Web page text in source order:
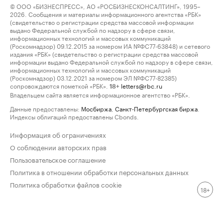
© ООО «БИЗНЕСПРЕСС», АО «РОСБИЗНЕСКОНСАЛТИНГ», 1995–
2026. Сообщения и материалы информационного агентства «РБК»
(свидетельство о регистрации средства массовой информации
выдано Федеральной службой по надзору в сфере связи,
информационных технологий и массовых коммуникаций
(Роскомнадзор) 09.12.2015 за номером ИА №ФС77-63848) и сетевого
издания «РБК» (свидетельство о регистрации средства массовой
информации выдано Федеральной службой по надзору в сфере связи,
информационных технологий и массовых коммуникаций
(Роскомнадзор) 03.12.2021 за номером ЭЛ №ФС77-82385)
сопровождаются пометкой «РБК».
18+ letters@rbc.ru
Владельцем сайта является информационное агентство «РБК».
Данные предоставлены: Мосбиржа Санкт-Петербургская биржа
Индексы облигаций предоставлены Cbonds.
Информация об ограничениях
О соблюдении авторских прав
Пользовательское соглашение
Политика в отношении обработки персональных данных
Политика обработки файлов cookie
18+